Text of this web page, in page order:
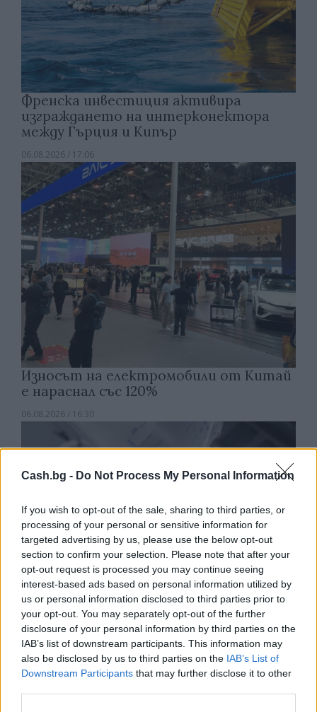
Cash.bg - Do Not Process My Personal Information
If you wish to opt-out of the sale, sharing to third parties, or
processing of your personal or sensitive information for
targeted advertising by us, please use the below opt-out
section to confirm your selection. Please note that after your
opt-out request is processed you may continue seeing
interest-based ads based on personal information utilized by
us or personal information disclosed to third parties prior to
your opt-out. You may separately opt-out of the further
disclosure of your personal information by third parties on the
IAB’s list of downstream participants. This information may
also be disclosed by us to third parties on the IAB’s List of
Downstream Participants that may further disclose it to other
Френска инвестиция активира
изграждането на интерконектора
между Гърция и Кипър
06.08.2026 / 17:06
Износът на електромобили от Китай
е нараснал със 120%
06.08.2026 / 16:30
Ню Йорк стана 14-ият щат на САЩ, в
който е разрешена евтаназията
06.08.2026 / 16:00